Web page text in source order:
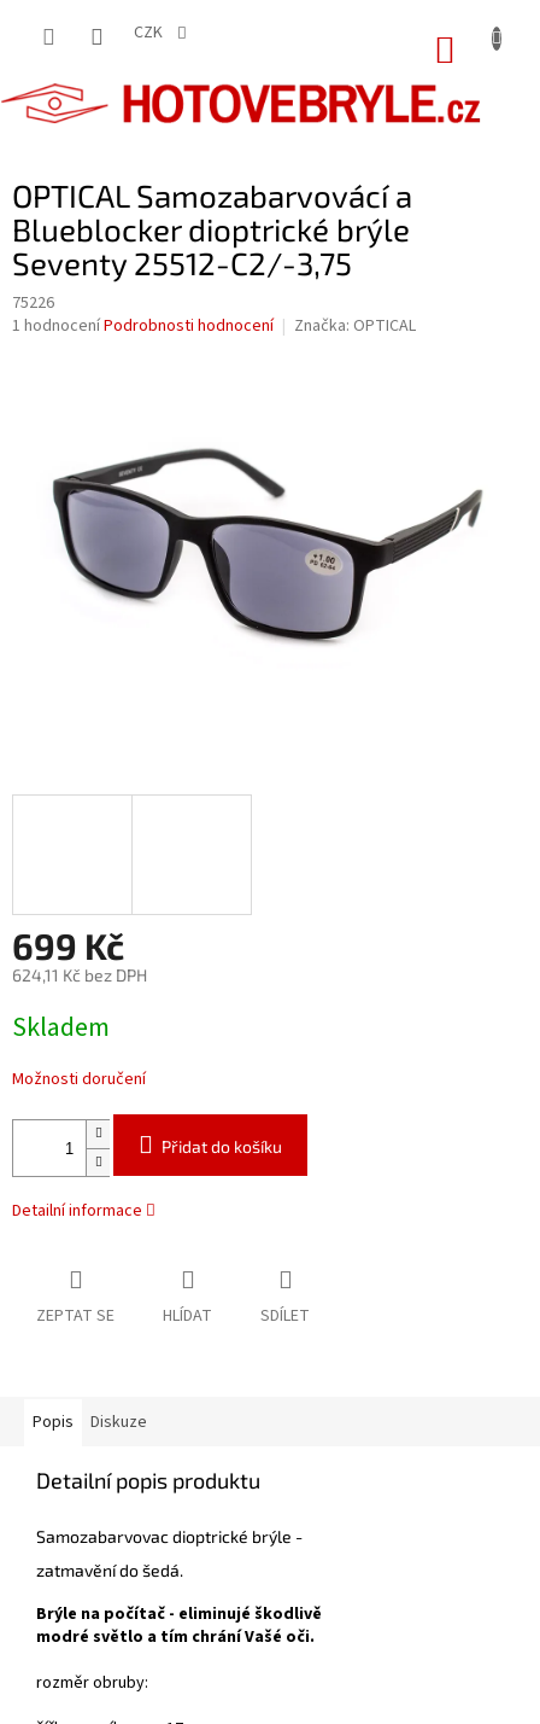
CZK
OPTICAL Samozabarvovácí a
Blueblocker dioptrické brýle
Seventy 25512-C2/-3,75
75226
Průměrné
hvězdiček.
1 hodnoceníPodrobnosti hodnocení Značka: OPTICAL
699 Kč
624,11 Kč bez DPH
cena:
Skladem
Možnosti doručení
Přidat do košíku
Detailní informace
ZEPTAT SE HLÍDAT SDÍLET
Popis Diskuze
Detailní popis produktu
Samozabarvovac dioptrické brýle -
zatmavění do šedá.
Brýle na počítač - eliminujé škodlivě
modré světlo a tím chrání Vašé oči.
rozměr obruby: